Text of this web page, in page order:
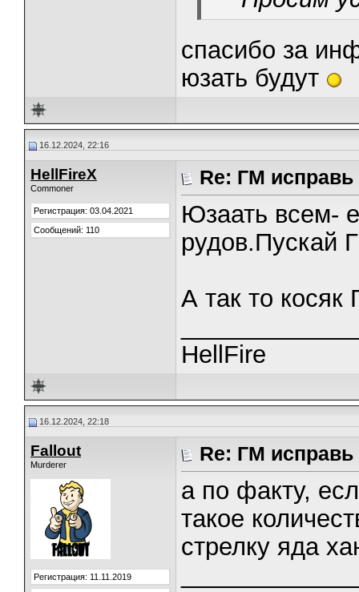
спасибо за
юзать будут
16.12.2024, 22:16
HellFireX
Commoner
Регистрация: 03.04.2021
Сообщений: 110
Re: ГМ
Юзаать всем-
рудов.Пускай
А так то косяк
HellFire
16.12.2024, 22:18
Fallout
Murderer
Регистрация: 11.11.2019
Re: ГМ
а по факту,
такое
стрелку яда